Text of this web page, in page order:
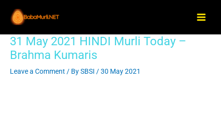
content
31 May 2021 HINDI Murli Today –
Brahma Kumaris
Leave a Comment / BySBSI /30 May 2021
Post
navigation